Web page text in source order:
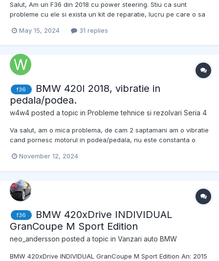
Salut, Am un F36 din 2018 cu power steering. Stiu ca sunt
probleme cu ele si exista un kit de reparatie, lucru pe care o sa
va rezolva problema mea. Pe drumuri denivelate, adica cam pe
aproape toate drumuril...
May 15, 2024 31 replies
f36
BMW 420I 2018, vibratie in
pedala/podea.
w4w4 posted a topic in Probleme tehnice si rezolvari Seria 4
Va salut, am o mica problema, de cam 2 saptamani am o vibratie
cand pornesc motorul in podea/pedala, nu este constanta o
dupa incepe iara, nu am reusit sa ii dau de cap si am vrut sa va
intreb daca stie cineva ce ar putea fii. Tin sa me...
November 12, 2024
f36
BMW 420xDrive INDIVIDUAL
GranCoupe M Sport Edition
neo_andersson posted a topic in Vanzari auto BMW
BMW 420xDrive INDIVIDUAL GranCoupe M Sport Edition An: 2015